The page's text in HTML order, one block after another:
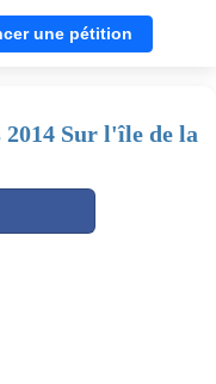
une pétition
Sur l'île de la